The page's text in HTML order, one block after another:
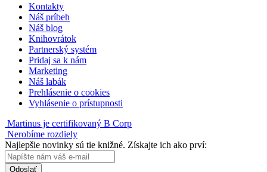
Kontakty
Náš príbeh
Náš blog
Knihovrátok
Partnerský systém
Pridaj sa k nám
Marketing
Náš labák
Prehlásenie o cookies
Vyhlásenie o prístupnosti
Martinus je certifikovaný B Corp
Nerobíme rozdiely
Najlepšie novinky sú tie knižné. Získajte ich ako prví:
Odoslať